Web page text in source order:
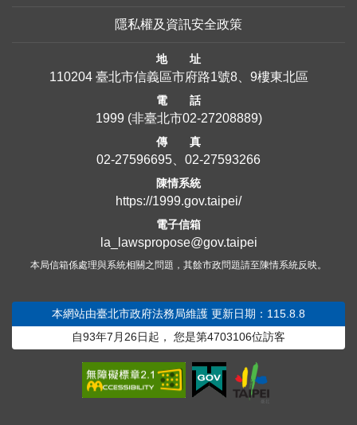
隱私權及資訊安全政策
地 址
110204 臺北市信義區市府路1號8、9樓東北區
電 話
1999 (非臺北市02-27208889)
傳 真
02-27596695、02-27593266
陳情系統
https://1999.gov.taipei/
電子信箱
la_lawspropose@gov.taipei
本局信箱係處理與系統相關之問題，其餘市政問題請至陳情系統反映。
本網站由臺北市政府法務局維護 更新日期：115.8.8
自93年7月26日起， 您是第4703106位訪客